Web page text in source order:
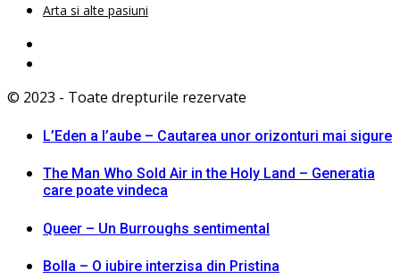
Arta si alte pasiuni
© 2023 - Toate drepturile rezervate
L’Eden a I’aube – Cautarea unor orizonturi mai sigure
The Man Who Sold Air in the Holy Land – Generatia
care poate vindeca
Queer – Un Burroughs sentimental
Bolla – O iubire interzisa din Pristina